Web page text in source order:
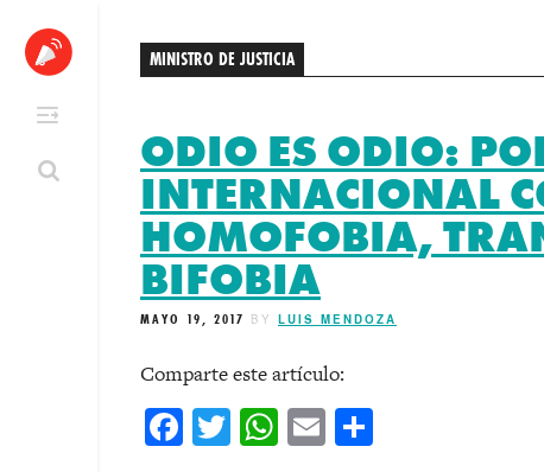
content
MINISTRO DE JUSTICIA
ODIO ES ODIO:
INTERNACIONAL
HOMOFOBIA,
BIFOBIA
MAYO 19, 2017 BY LUIS MENDOZA
Comparte este artículo:
Facebook
Twitter
WhatsApp
Email